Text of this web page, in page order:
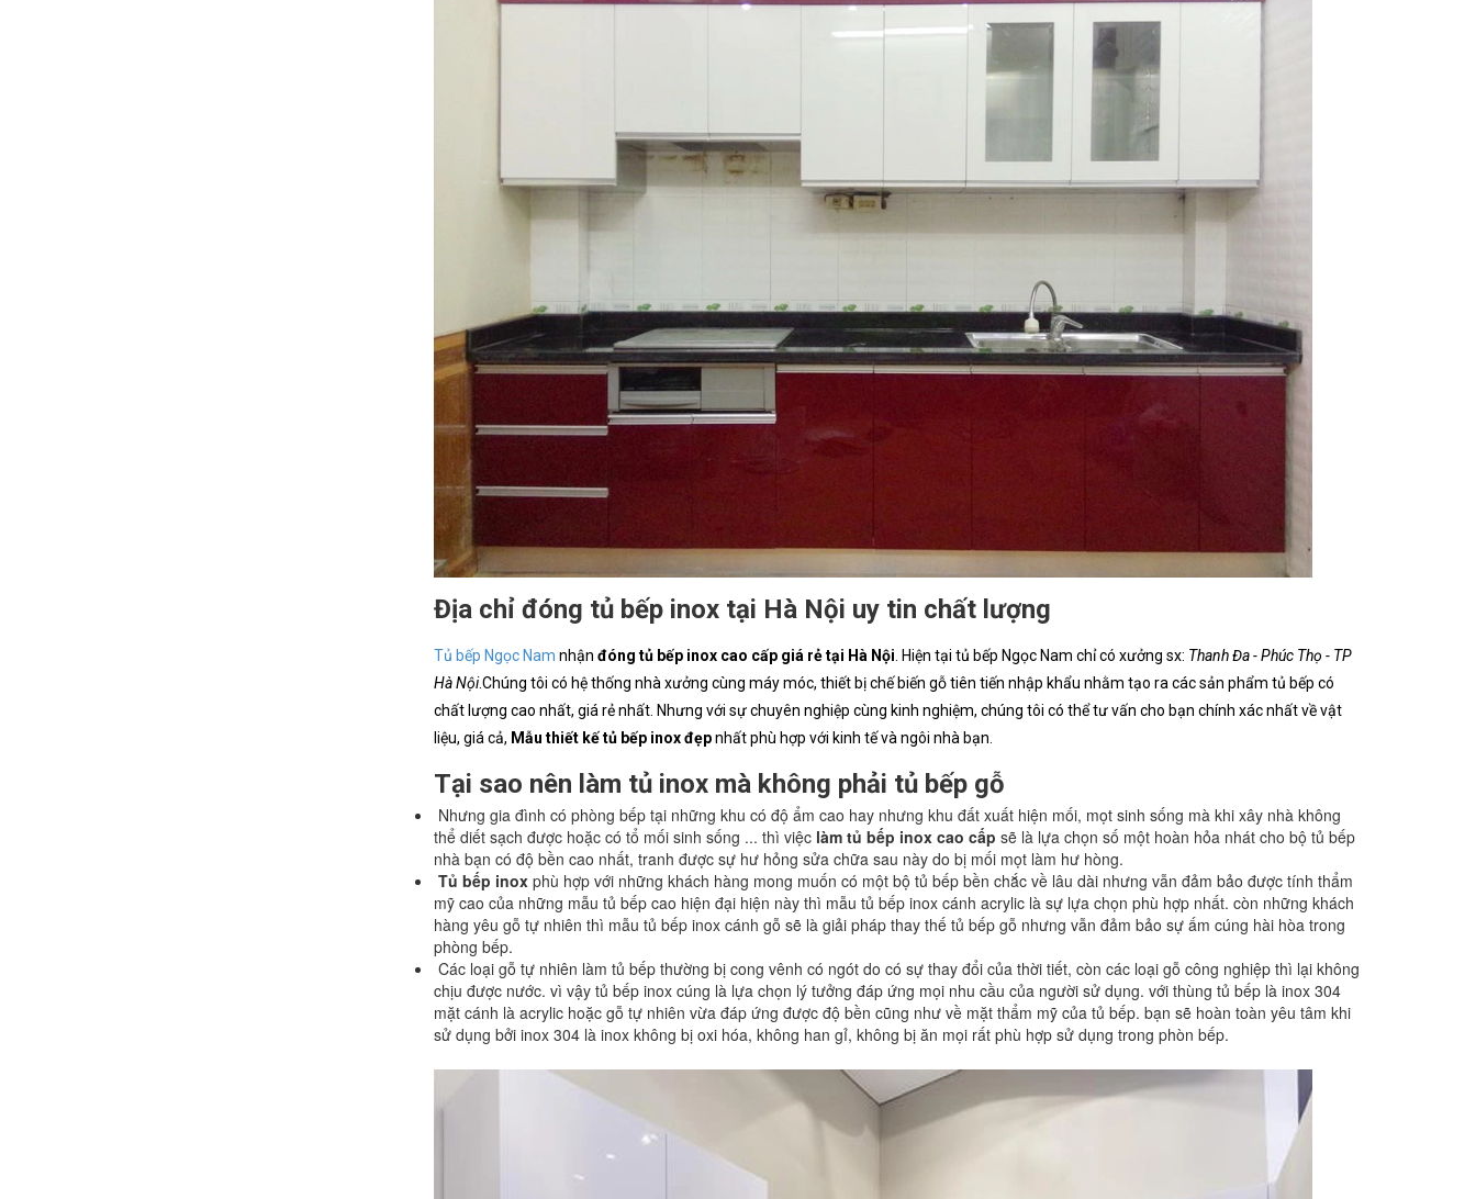
Địa chỉ đóng tủ bếp inox tại Hà Nội uy tin chất lượng
Tủ bếp Ngọc Nam nhận đóng tủ bếp inox cao cấp giá rẻ tại Hà Nội . Hiện tại tủ bếp Ngọc Nam chỉ có xưởng sx: Thanh Đa - Phúc Thọ - TP
Hà Nội.Chúng tôi có hệ thống nhà xưởng cùng máy móc, thiết bị chế biến gỗ tiên tiến nhập khẩu nhằm tạo ra các sản phẩm tủ bếp có
chất lượng cao nhất, giá rẻ nhất. Nhưng với sự chuyên nghiệp cùng kinh nghiệm, chúng tôi có thể tư vấn cho bạn chính xác nhất về vật
liệu, giá cả, Mẫu thiết kế tủ bếp inox đẹpnhất phù hợp với kinh tế và ngôi nhà bạn.
Tại sao nên làm tủ inox mà không phải tủ bếp gỗ
Nhưng gia đình có phòng bếp tại những khu có độ ẩm cao hay nhưng khu đất xuất hiện mối, mọt sinh sống mà khi xây nhà không
thể diết sạch được hoặc có tổ mối sinh sống ... thì việclàm tủ bếp inox cao cấp sẽ là lựa chọn số một hoàn hỏa nhát cho bộ tủ bếp
nhà bạn có độ bền cao nhất, tranh được sự hư hỏng sửa chữa sau này do bị mối mọt làm hư hòng.
Tủ bếp inoxphù hợp với những khách hàng mong muốn có một bộ tủ bếp bền chắc về lâu dài nhưng vẫn đảm bảo được tính thẩm
mỹ cao của những mẫu tủ bếp cao hiện đại hiện này thì mẫu tủ bếp inox cánh acrylic là sự lựa chọn phù hợp nhất. còn những khách
hàng yêu gỗ tự nhiên thì mẫu tủ bếp inox cánh gỗ sẽ là giải pháp thay thế tủ bếp gỗ nhưng vẫn đảm bảo sự ấm cúng hài hòa trong
phòng bếp.
Các loại gỗ tự nhiên làm tủ bếp thường bị cong vênh có ngót do có sự thay đổi của thời tiết, còn các loại gỗ công nghiệp thì lại không
chịu được nước. vì vậy tủ bếp inox cúng là lựa chọn lý tưởng đáp ứng mọi nhu cầu của người sử dụng. với thùng tủ bếp là inox 304
mặt cánh là acrylic hoặc gỗ tự nhiên vừa đáp ứng được độ bền cũng như về mặt thẩm mỹ của tủ bếp. bạn sẽ hoàn toàn yêu tâm khi
sử dụng bởi inox 304 là inox không bị oxi hóa, không han gỉ, không bị ăn mọi rất phù hợp sử dụng trong phòn bếp.